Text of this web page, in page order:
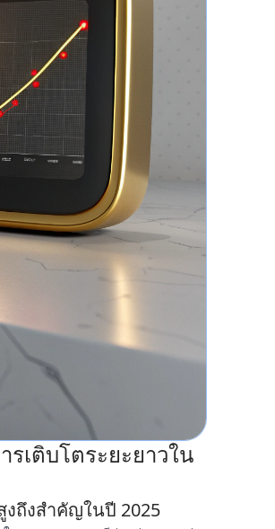
รเติบโตระยะยาวใน
งถึงสำคัญในปี 2025